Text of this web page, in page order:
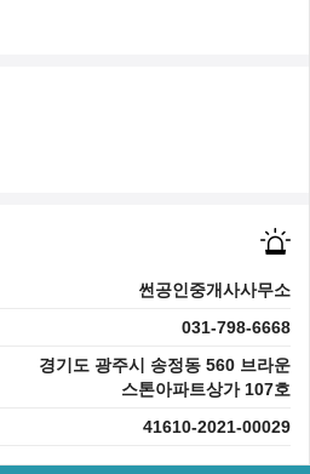
썬공인중개사사무소
031-798-6668
경기도 광주시 송정동 560 브라운
스톤아파트상가 107호
41610-2021-00029